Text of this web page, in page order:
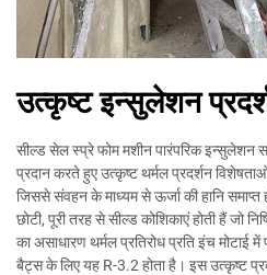
उत्कृष्ट इन्सुलेशन
सील्ड सेल स्प्रे फोम मशीन पारंपरिक इन्सुलेशन
प्रदान करते हुए उत्कृष्ट थर्मल प्रदर्शन
जिससे संवहन के माध्यम से ऊर्जा की हानि समाप्त
छोटी, पूरी तरह से सील्ड कोशिकाएं होती हैं जो
का असाधारण थर्मल प्रतिरोध प्रति इंच मोटाई
बैट्स के लिए यह R-3.2 होता है। इस उत्कृष्ट